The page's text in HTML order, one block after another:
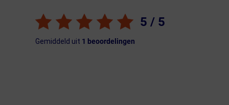
5 / 5
Gemiddeld uit 1 beoordelingen